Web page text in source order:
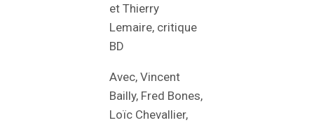
et Thierry
Lemaire, critique
BD
Avec, Vincent
Bailly, Fred Bones,
Loïc Chevallier,